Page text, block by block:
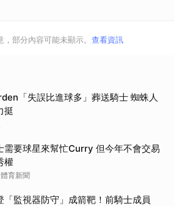
部分內容可能未顯示。 查看資訊
「失誤比進球多」葬送騎士 蜘蛛人
挺
需要球星來幫忙Curry 但今年不會交易
權
育新聞
「監視器防守」成箭靶！前騎士成員